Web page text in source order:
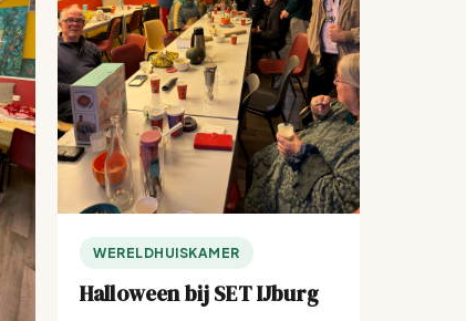
WERELDHUISKAMER
Halloween bij SET IJburg